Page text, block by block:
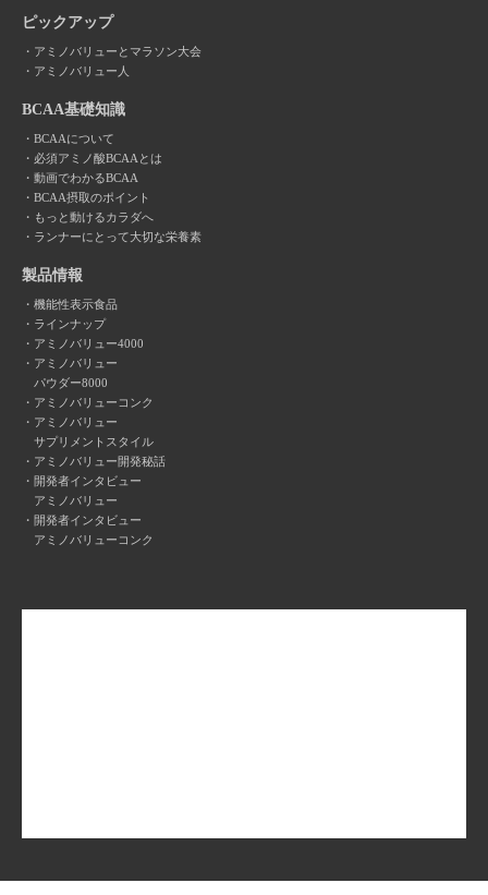
ピックアップ
アミノバリューとマラソン大会
アミノバリュー人
BCAA基礎知識
BCAAについて
必須アミノ酸BCAAとは
動画でわかるBCAA
BCAA摂取のポイント
もっと動けるカラダへ
ランナーにとって大切な栄養素
製品情報
機能性表示食品
ラインナップ
アミノバリュー4000
アミノバリュー
パウダー8000
アミノバリューコンク
アミノバリュー
サプリメントスタイル
アミノバリュー開発秘話
開発者インタビュー
アミノバリュー
開発者インタビュー
アミノバリューコンク